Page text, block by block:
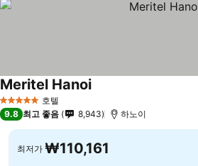
5 성급 호텔
Meritel Hanoi
9.8 최고 좋음 8,943 하노이
최저가 ₩110,161